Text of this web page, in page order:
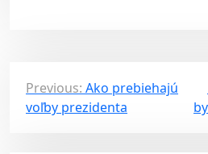
P
o
Previous: Ako prebiehajú
voľby prezidenta